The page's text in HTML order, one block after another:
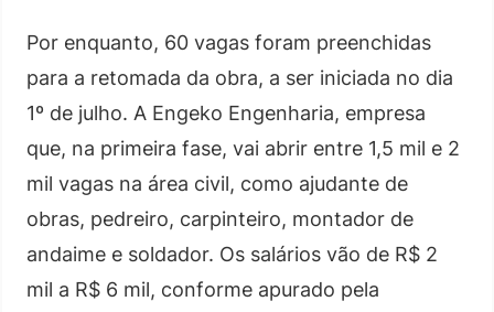
Por enquanto, 60 vagas foram preenchidas
para a retomada da obra, a ser iniciada no dia
1º de julho. A Engeko Engenharia, empresa
que, na primeira fase, vai abrir entre 1,5 mil e 2
mil vagas na área civil, como ajudante de
obras, pedreiro, carpinteiro, montador de
andaime e soldador. Os salários vão de R$ 2
mil a R$ 6 mil, conforme apurado pela